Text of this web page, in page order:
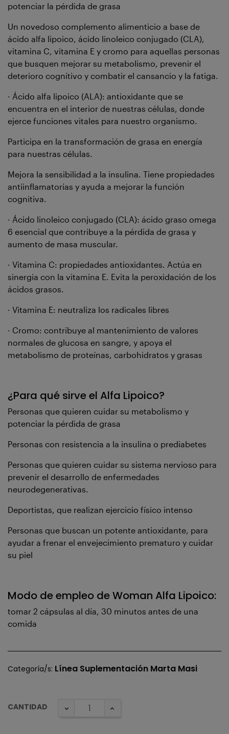
potenciar la pérdida de grasa
Un novedoso complemento alimenticio a base de
ácido alfa lipoico, ácido linoleico conjugado (CLA),
vitamina C, vitamina E y cromo para aquellas personas
que busquen mejorar su metabolismo, prevenir el
deterioro cognitivo y combatir el cansancio y la fatiga.
· Ácido alfa lipoico (ALA): antioxidante que se
encuentra en el interior de nuestras células, donde
ejerce funciones vitales para nuestro organismo.
Participa en la transformación de grasa en energía
para nuestras células.
Mejora la sensibilidad a la insulina. Tiene propiedades
antiinflamatorias y ayuda a mejorar la función
cognitiva.
· Ácido linoleico conjugado (CLA): ácido graso omega
6 esencial que contribuye a la pérdida de grasa y
aumento de masa muscular.
· Vitamina C: propiedades antioxidantes. Actúa en
sinergia con la vitamina E. Evita la peroxidación de los
ácidos grasos.
· Vitamina E: neutraliza los radicales libres
· Cromo: contribuye al mantenimiento de valores
normales de glucosa en sangre, y apoya el
metabolismo de proteínas, carbohidratos y grasas
¿Para qué sirve el Alfa Lipoico?
Personas que quieren cuidar su metabolismo y
potenciar la pérdida de grasa
Personas con resistencia a la insulina o prediabetes
Personas que quieren cuidar su sistema nervioso para
prevenir el desarrollo de enfermedades
neurodegenerativas.
Deportistas, que realizan ejercicio físico intenso
Personas que buscan un potente antioxidante, para
ayudar a frenar el envejecimiento prematuro y cuidar
su piel
Modo de empleo de Woman Alfa Lipoico:
tomar 2 cápsulas al día, 30 minutos antes de una
comida
Categoría/s: Línea Suplementación Marta Masi
CANTIDAD